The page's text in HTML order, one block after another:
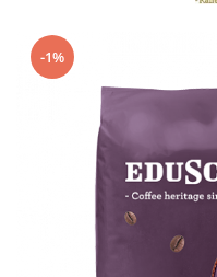
Espressoare
Aparate Automate
Aparate capsule
Aparate clasice
Complementare
-1%